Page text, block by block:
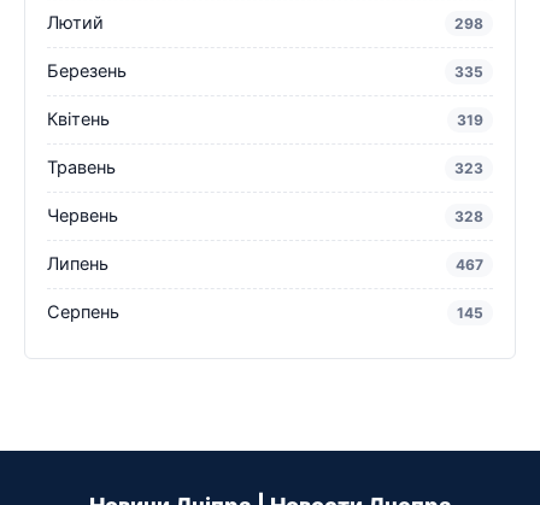
Лютий 298
Березень 335
Квітень 319
Травень 323
Червень 328
Липень 467
Серпень 145